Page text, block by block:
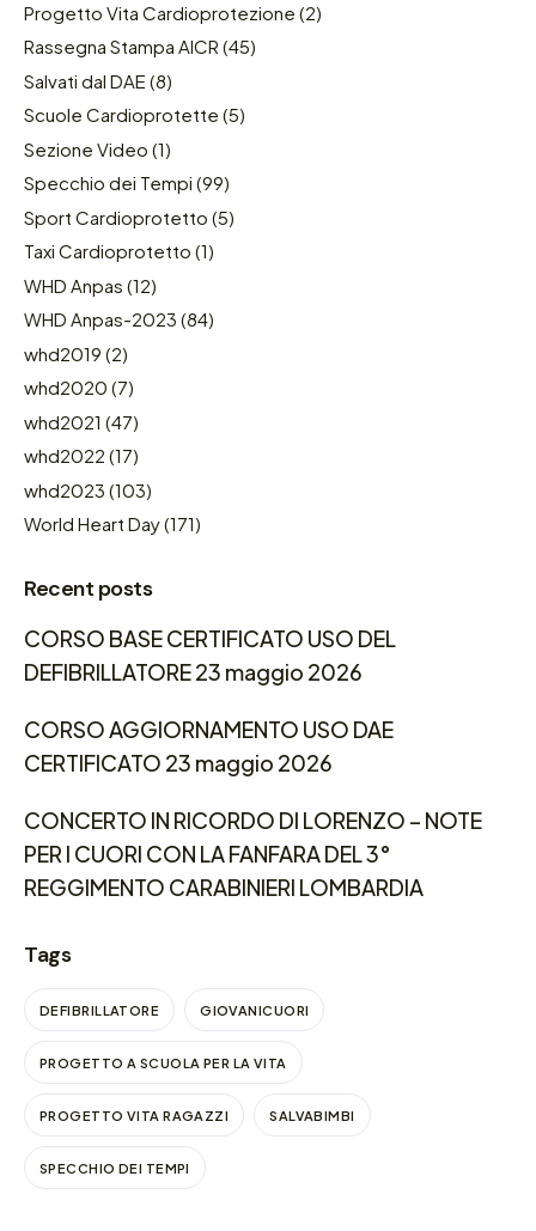
Progetto Vita Cardioprotezione (2)
Rassegna Stampa AICR (45)
Salvati dal DAE (8)
Scuole Cardioprotette (5)
Sezione Video (1)
Specchio dei Tempi (99)
Sport Cardioprotetto (5)
Taxi Cardioprotetto (1)
WHD Anpas (12)
WHD Anpas-2023 (84)
whd2019 (2)
whd2020 (7)
whd2021 (47)
whd2022 (17)
whd2023 (103)
World Heart Day(171)
Recent posts
CORSO BASE CERTIFICATO USO DEL
DEFIBRILLATORE 23 maggio 2026
CORSO AGGIORNAMENTO USO DAE
CERTIFICATO 23 maggio 2026
CONCERTO IN RICORDO DI LORENZO – NOTE
PER I CUORI CON LA FANFARA DEL 3°
REGGIMENTO CARABINIERI LOMBARDIA
Tags
DEFIBRILLATORE GIOVANICUORI
PROGETTO A SCUOLA PER LA VITA
PROGETTO VITA RAGAZZI SALVABIMBI
SPECCHIO DEI TEMPI